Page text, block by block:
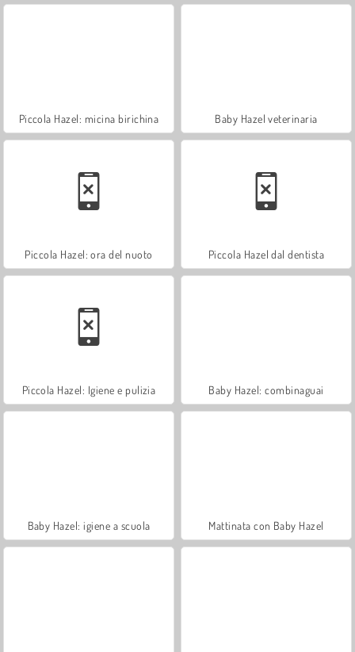
Piccola Hazel: micina birichina Baby Hazel veterinaria
Piccola Hazel: ora del nuoto Piccola Hazel dal dentista
Piccola Hazel: Igiene e pulizia Baby Hazel: combinaguai
Baby Hazel: igiene a scuola Mattinata con Baby Hazel